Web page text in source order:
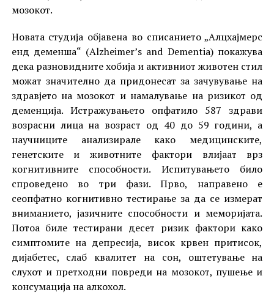
мозокот.
Новата студија објавена во списанието „Алцхајмерс
енд деменша“ (Alzheimer’s and Dementia) покажува
дека разновидните хобија и активниот животен стил
можат значително да придонесат за зачувување на
здравјето на мозокот и намалување на ризикот од
деменција. Истражувањето опфатило 587 здрави
возрасни лица на возраст од 40 до 59 години, а
научниците анализирале како медицинските,
генетските и животните фактори влијаат врз
когнитивните способности. Испитувањето било
спроведено во три фази. Прво, направено е
сеопфатно когнитивно тестирање за да се измерат
вниманието, јазичните способности и меморијата.
Потоа биле тестирани десет ризик фактори како
симптомите на депресија, висок крвен притисок,
дијабетес, слаб квалитет на сон, оштетување на
слухот и претходни повреди на мозокот, пушење и
консумација на алкохол.